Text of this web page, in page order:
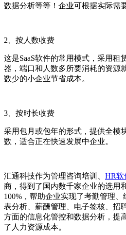
数据分析等等！企业可根据实际需
2 、按人数收费
这是SaaS软件的常用模式，采用租
器，端口和人数多所要消耗的资源
数少的小企业节省成本。
3 、按时长收费
采用包月或包年的形式，提供全模
数，适合正在快速发展中企业。
汇通科技作为管理咨询培训、 HR软
商，得到了国内数千家企业的选用
100% ，帮助企业实现了考勤管理
表分析、薪酬管理、电子签核、招
方面的信息化管控和数据分析，提
了人力资源成本。